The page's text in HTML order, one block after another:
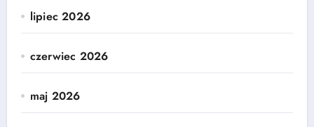
lipiec 2026
czerwiec 2026
maj 2026